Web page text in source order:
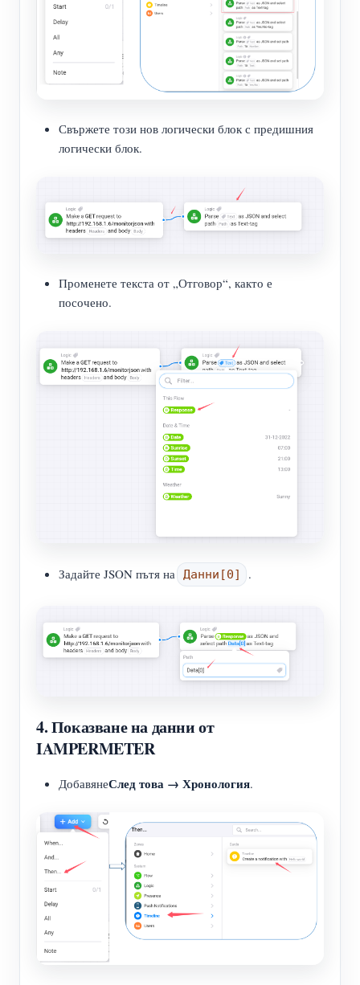
Свържете този нов логически блок с предишния
логически блок.
Променете текста от „Отговор“, както е
посочено.
Задайте JSON пътя на Данни[0] .
4. Показване на данни от
IAMPERMETER
ДобавянеСлед това → Хронология.